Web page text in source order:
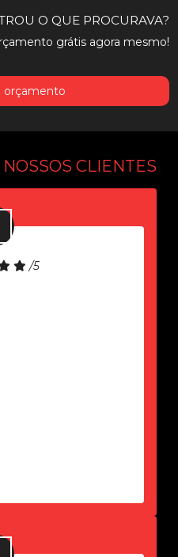
O QUE PROCURAVA?
grátis agora mesmo!
orçamento
NOSSOS CLIENTES
/5